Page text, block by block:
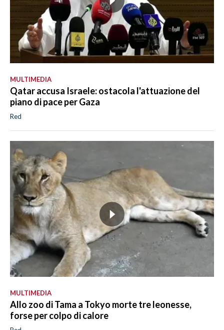
MULTIMEDIA
Qatar accusa Israele: ostacola l'attuazione del
piano di pace per Gaza
Red
MULTIMEDIA
Allo zoo di Tama a Tokyo morte tre leonesse,
forse per colpo di calore